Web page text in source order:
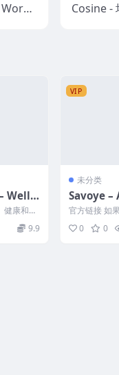
Cosine -
Welln
Body
T
健康和身
主题。适
9.9
VIP
未分类
Savoye
&
Theme
官方链接 如
基和创意的
筑与室内
0 0